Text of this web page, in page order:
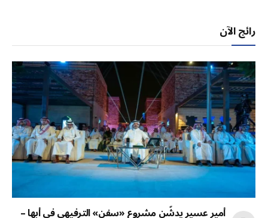
رائج الآن
أمير عسير يدشّن مشروع «سفن» الترفيهي في أبها –